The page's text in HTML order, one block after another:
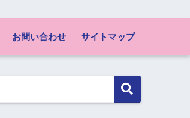
お問い合わせ サイトマップ